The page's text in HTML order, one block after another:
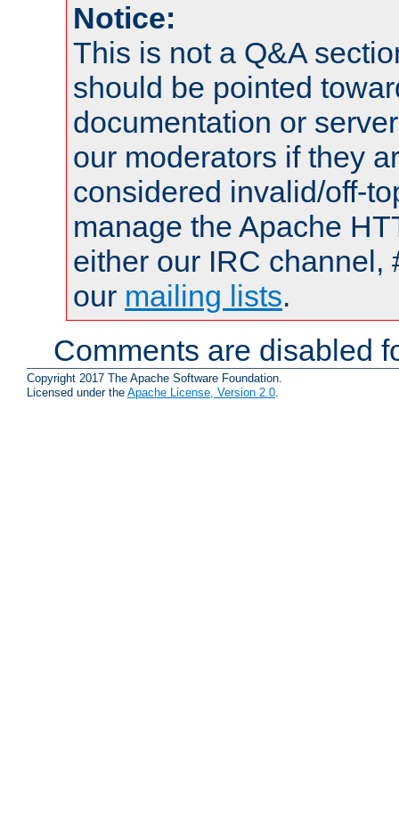
Notice:
This is not a Q&A
should be pointed
documentation or
our moderators if they
considered invalid/off-
manage the Apache
either our IRC channel,
our mailing lists.
Comments are disabled
Copyright 2017 The Apache Software Foundation.
Licensed under the Apache License, Version 2.0.